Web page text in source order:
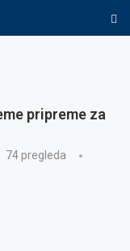
pripreme za
74pregleda